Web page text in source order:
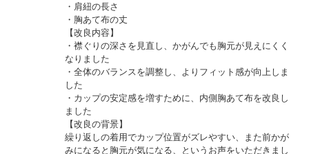
・肩紐の長さ
・胸あて布の丈
【改良内容】
・襟ぐりの深さを見直し、かがんでも胸元が見えにくく
なりました
・全体のバランスを調整し、よりフィット感が向上しま
した
・カップの安定感を増すために、内側胸あて布を改良し
ました
【改良の背景】
繰り返しの着用でカップ位置がズレやすい、また前かが
みになると胸元が気になる、というお声をいただきまし